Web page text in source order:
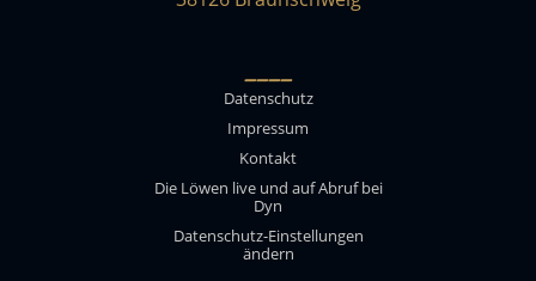
____
Datenschutz
Impressum
Kontakt
Die Löwen live und auf Abruf bei
Dyn
Datenschutz-Einstellungen
ändern